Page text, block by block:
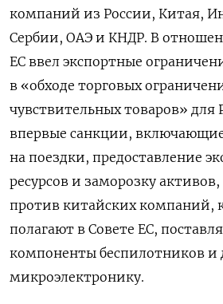
компаний из России, Китая,
Сербии, ОАЭ и КНДР. В
ЕС ввел экспортные
в «обходе торговых
чувствительных товаров» для
впервые санкции,
на поездки, предоставление
ресурсов и заморозку
против китайских компаний,
полагают в Совете ЕС,
компоненты беспилотников и
микроэлектронику.